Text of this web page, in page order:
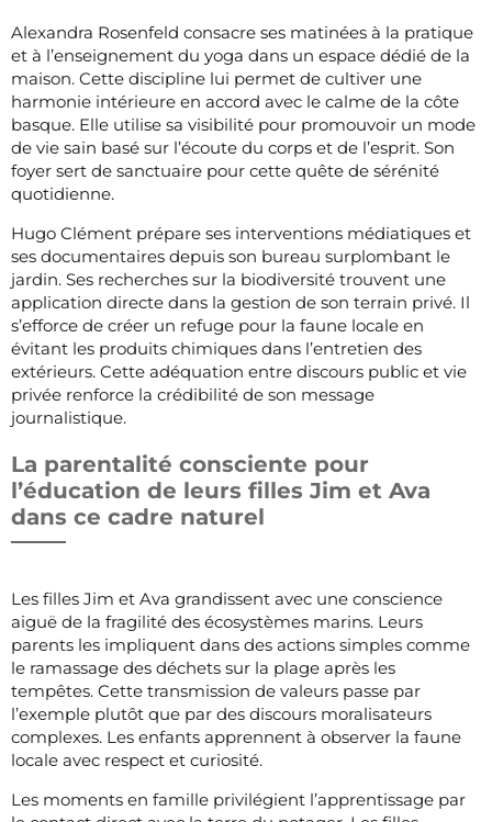
Alexandra Rosenfeld consacre ses matinées à la pratique
et à l’enseignement du yoga dans un espace dédié de la
maison. Cette discipline lui permet de cultiver une
harmonie intérieure en accord avec le calme de la côte
basque. Elle utilise sa visibilité pour promouvoir un mode
de vie sain basé sur l’écoute du corps et de l’esprit. Son
foyer sert de sanctuaire pour cette quête de sérénité
quotidienne.
Hugo Clément prépare ses interventions médiatiques et
ses documentaires depuis son bureau surplombant le
jardin. Ses recherches sur la biodiversité trouvent une
application directe dans la gestion de son terrain privé. Il
s’efforce de créer un refuge pour la faune locale en
évitant les produits chimiques dans l’entretien des
extérieurs. Cette adéquation entre discours public et vie
privée renforce la crédibilité de son message
journalistique.
La parentalité consciente pour
l’éducation de leurs filles Jim et Ava
dans ce cadre naturel
Les filles Jim et Ava grandissent avec une conscience
aiguë de la fragilité des écosystèmes marins. Leurs
parents les impliquent dans des actions simples comme
le ramassage des déchets sur la plage après les
tempêtes. Cette transmission de valeurs passe par
l’exemple plutôt que par des discours moralisateurs
complexes. Les enfants apprennent à observer la faune
locale avec respect et curiosité.
Les moments en famille privilégient l’apprentissage par